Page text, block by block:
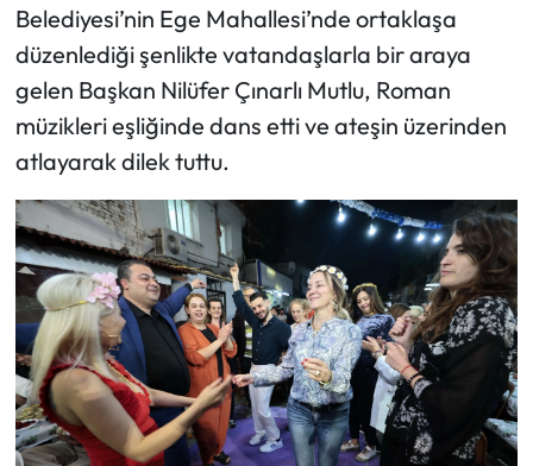
Belediyesi’nin Ege Mahallesi’nde ortaklaşa
düzenlediği şenlikte vatandaşlarla bir araya
gelen Başkan Nilüfer Çınarlı Mutlu, Roman
müzikleri eşliğinde dans etti ve ateşin üzerinden
atlayarak dilek tuttu.